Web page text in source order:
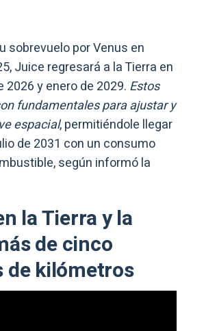
sobrevuelo por Venus en
Juice regresará a la Tierra en
2026 y enero de 2029. Estos
fundamentales para ajustar y
espacial, permitiéndole llegar
de 2031 con un consumo
según informó la
la Tierra y la
de cinco
de kilómetros